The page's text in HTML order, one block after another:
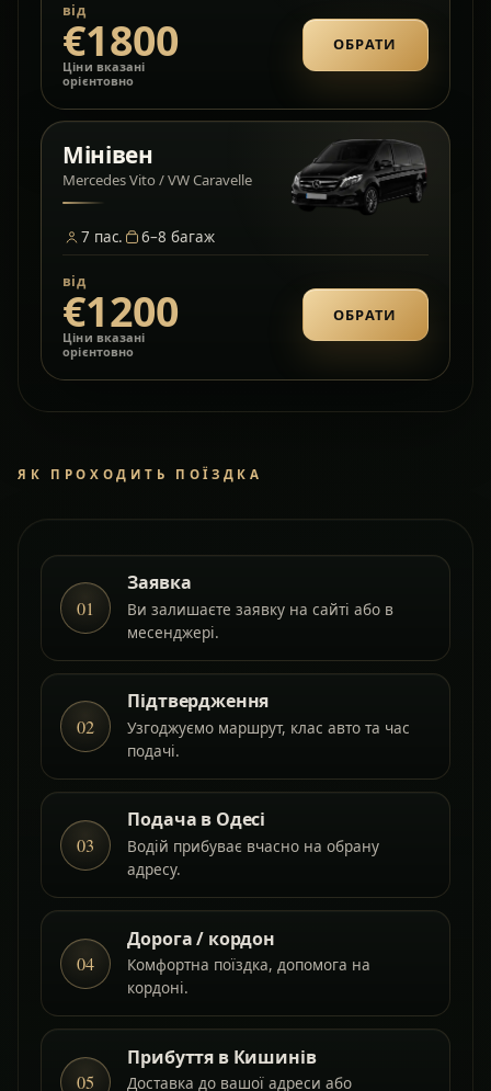
від
€1800
Ціни вказані
орієнтовно
ОБРАТИ
Мінівен
Mercedes Vito / VW Caravelle
7 пас. 6–8 багаж
від
€1200
Ціни вказані
орієнтовно
ОБРАТИ
ЯК ПРОХОДИТЬ ПОЇЗДКА
01
Заявка
Ви залишаєте заявку на сайті або в
месенджері.
02
Підтвердження
Узгоджуємо маршрут, клас авто та час
подачі.
03
Подача в Одесі
Водій прибуває вчасно на обрану
адресу.
04
Дорога / кордон
Комфортна поїздка, допомога на
кордоні.
05
Прибуття в Кишинів
Доставка до вашої адреси або